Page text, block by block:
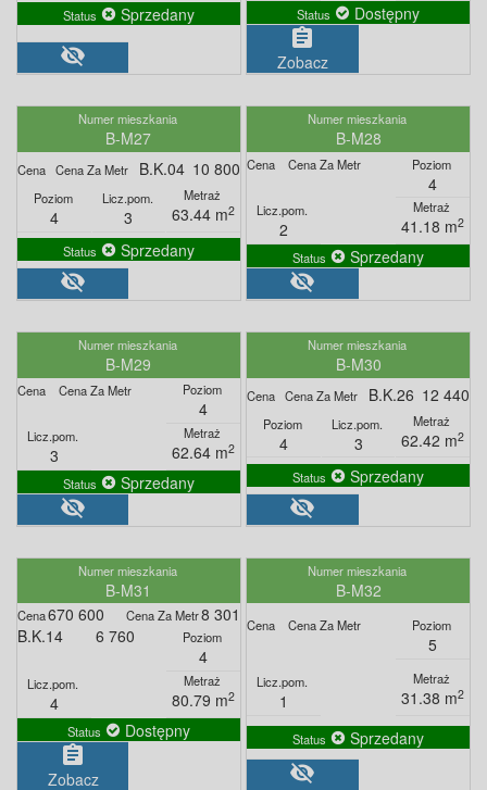
visibility_off
Sprzedany
assignment
Zobacz
Dostępny
B-M27
63.44 m2
4 3
B.K.04 10 800
visibility_off
Sprzedany
B-M28
41.18 m2
4
2
visibility_off
Sprzedany
B-M29
62.64 m2
4
3
visibility_off
Sprzedany
B-M30
62.42 m2
4 3
B.K.26 12 440
visibility_off
Sprzedany
B-M31
80.79 m2
670 600
8 301
4
4
B.K.14 6 760
assignment
Zobacz
Dostępny
B-M32
31.38 m2
5
1
visibility_off
Sprzedany